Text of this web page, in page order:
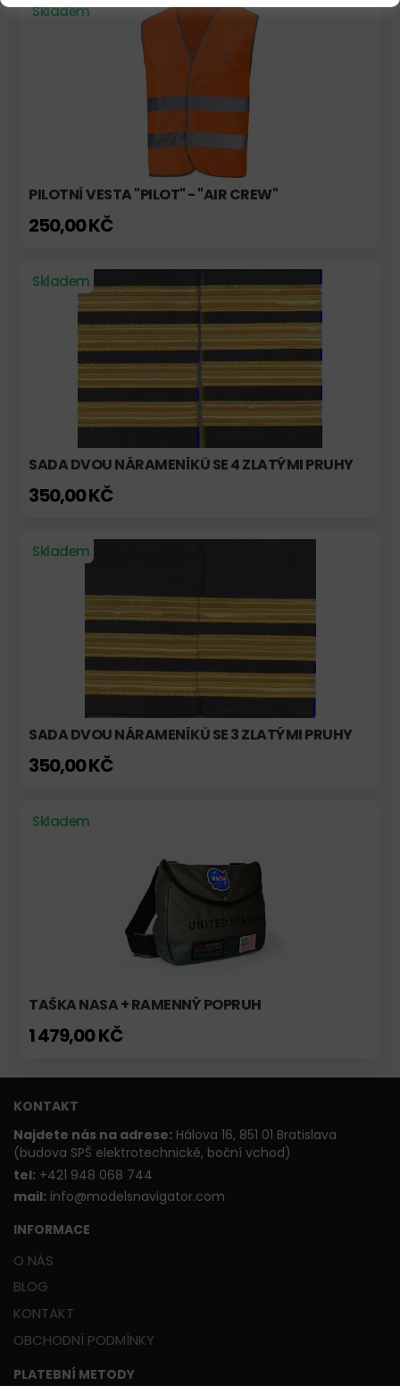
Skladem
PILOTNÍ VESTA "PILOT" - "AIR CREW"
250,00 KČ
Skladem
SADA DVOU NÁRAMENÍKŮ SE 4 ZLATÝMI PRUHY
350,00 KČ
Skladem
SADA DVOU NÁRAMENÍKŮ SE 3 ZLATÝMI PRUHY
350,00 KČ
Skladem
TAŠKA NASA + RAMENNÝ POPRUH
1 479,00 KČ
KONTAKT
Najdete nás na adrese: Hálova 16, 851 01 Bratislava
(budova SPŠ elektrotechnické, boční vchod)
tel: +421 948 068 744
mail: info@modelsnavigator.com
INFORMACE
O NÁS
BLOG
KONTAKT
OBCHODNÍ PODMÍNKY
PLATEBNÍ METODY